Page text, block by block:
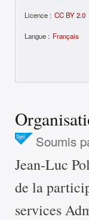
Licence : CC BY 2.0
Langue : Français
Soumis
Jean-Luc
de la
services